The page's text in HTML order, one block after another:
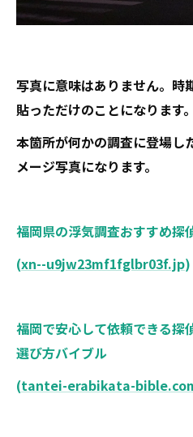
写真に意味はありません。時
貼っただけのことになります。
本箇所が何かの調査に登場し
メージ写真になります。
福岡県の浮気調査おすすめ探
(xn--u9jw23mf1fglbr03f.jp)
福岡で安心して依頼できる探
選び方バイブル
(tantei-erabikata-